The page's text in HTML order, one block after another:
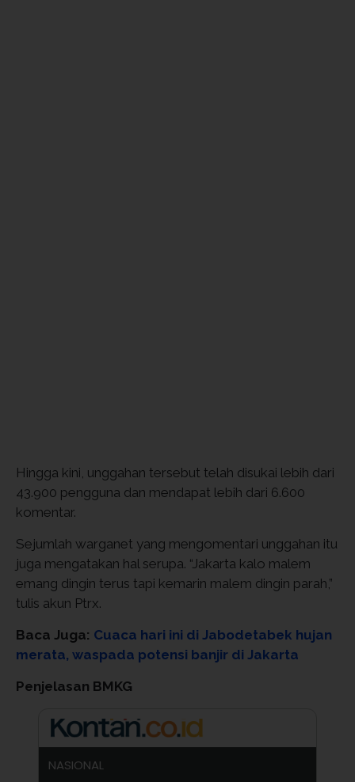
Hingga kini, unggahan tersebut telah disukai lebih dari
43.900 pengguna dan mendapat lebih dari 6.600
komentar.
Sejumlah warganet yang mengomentari unggahan itu
juga mengatakan hal serupa. “Jakarta kalo malem
emang dingin terus tapi kemarin malem dingin parah,”
tulis akun Ptrx.
Baca Juga: Cuaca hari ini di Jabodetabek hujan
merata, waspada potensi banjir di Jakarta
Penjelasan BMKG
NASIONAL